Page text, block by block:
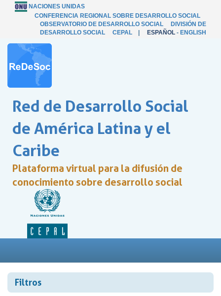
NACIONES UNIDAS
CONFERENCIA REGIONAL SOBRE DESARROLLO SOCIAL
OBSERVATORIO DE DESARROLLO SOCIAL
DIVISIÓN DE
DESARROLLO SOCIAL
CEPAL ESPAÑOL - ENGLISH
Red de Desarrollo Social
de América Latina y el
Caribe
Plataforma virtual para la difusión de
conocimiento sobre desarrollo social
Filtros